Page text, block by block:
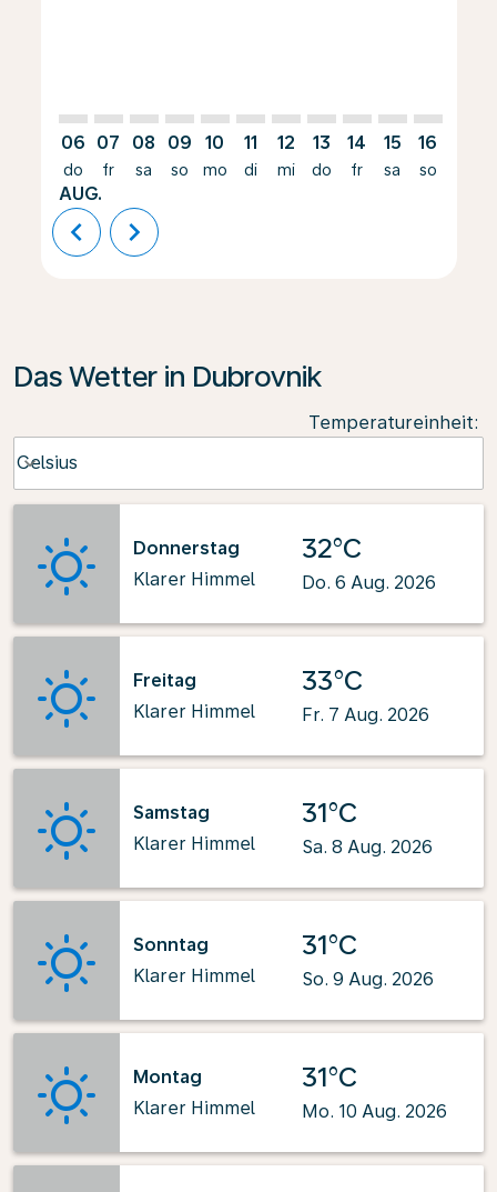
06
do
AUG.
07
fr
08
sa
09
so
10
mo
11
di
12
mi
13
do
14
fr
15
sa
16
so
chevron_left chevron_right
Das Wetter in Dubrovnik
Temperatureinheit:
Celsius
keyboard_arrow_down
Donnerstag
Klarer Himmel
32°C
Do. 6 Aug. 2026
Freitag
Klarer Himmel
33°C
Fr. 7 Aug. 2026
Samstag
Klarer Himmel
31°C
Sa. 8 Aug. 2026
Sonntag
Klarer Himmel
31°C
So. 9 Aug. 2026
Montag
Klarer Himmel
31°C
Mo. 10 Aug. 2026